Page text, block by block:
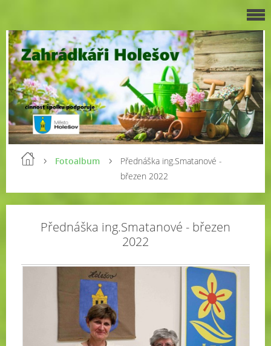
Fotoalbum
Přednáška ing.Smatanové -
březen 2022
Přednáška ing.Smatanové - březen
2022